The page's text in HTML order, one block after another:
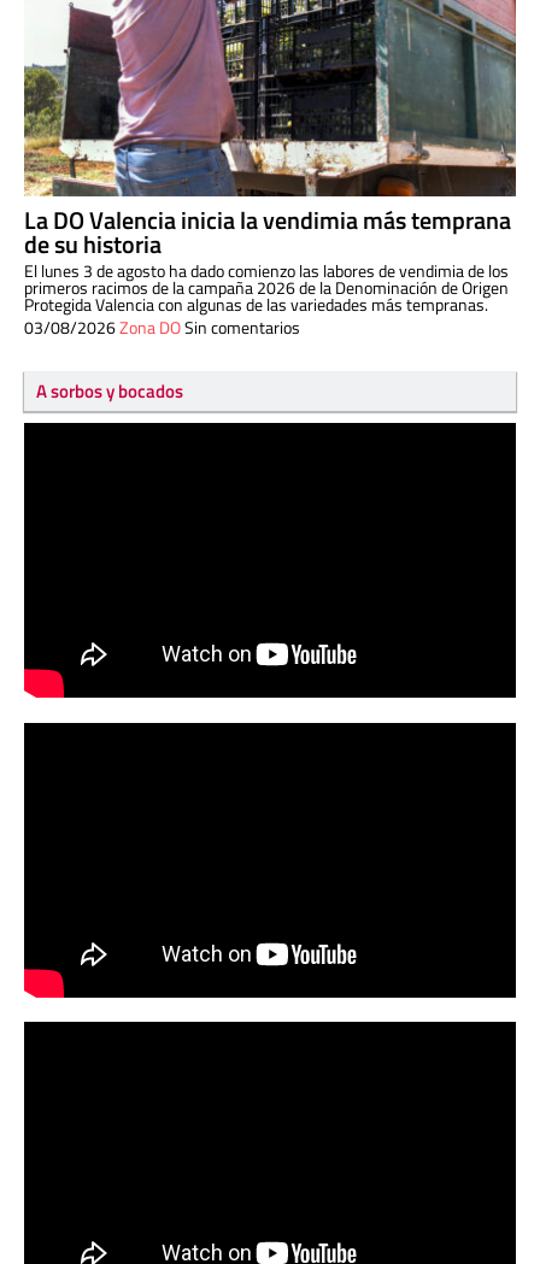
La DO Valencia inicia la vendimia más temprana
de su historia
El lunes 3 de agosto ha dado comienzo las labores de vendimia de los
primeros racimos de la campaña 2026 de la Denominación de Origen
Protegida Valencia con algunas de las variedades más tempranas.
03/08/2026Zona DOSin comentarios
A sorbos y bocados